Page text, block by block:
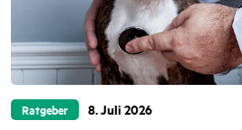
Ratgeber 8. Juli 2026